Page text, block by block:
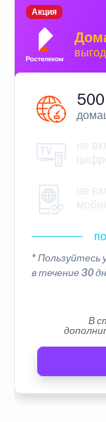
Акция
500
не
не
* Пользуйтесь
в течение 30
В